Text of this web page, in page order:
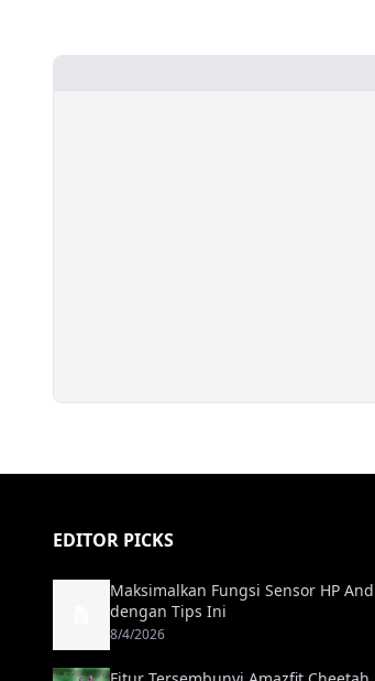
EDITOR PICKS
Maksimalkan Fungsi Sensor HP
dengan Tips Ini
8/4/2026